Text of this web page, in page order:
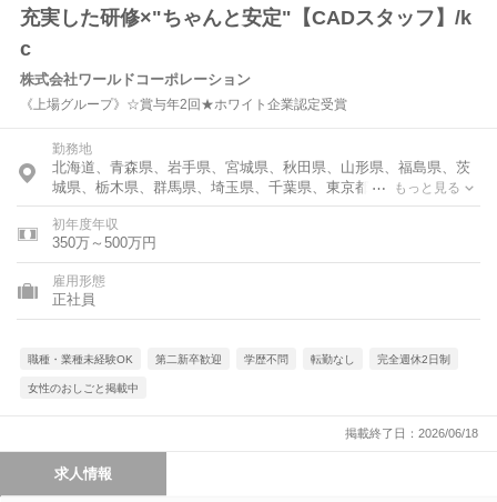
充実した研修×"ちゃんと安定"【CADスタッフ】/k
c
株式会社ワールドコーポレーション
《上場グループ》☆賞与年2回★ホワイト企業認定受賞
勤務地
北海道、青森県、岩手県、宮城県、秋田県、山形県、福島県、茨
城県、栃木県、群馬県、埼玉県、千葉県、東京都、神奈川県、富
山県、石川県、福井県、新潟県、山梨県、長野県、岐阜県、静岡
県、愛知県、三重県、滋賀県、京都府、大阪府、兵庫県、奈良
県、和歌山県、鳥取県、島根県、岡山県、広島県、山口県、徳島
県、香川県、愛媛県、高知県、福岡県、佐賀県、長崎県、熊本
県、大分県、宮崎県、鹿児島県、沖縄県
もっと見る
初年度年収
350万～500万円
雇用形態
正社員
職種・業種未経験OK 第二新卒歓迎 学歴不問 転勤なし 完全週休2日制
女性のおしごと掲載中
掲載終了日：2026/06/18
求人情報